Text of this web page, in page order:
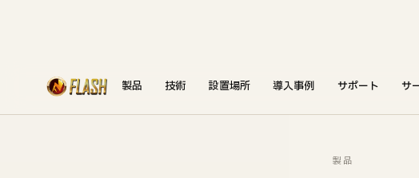
製品 技術 設置場所 導入事例 サポート サ
製品